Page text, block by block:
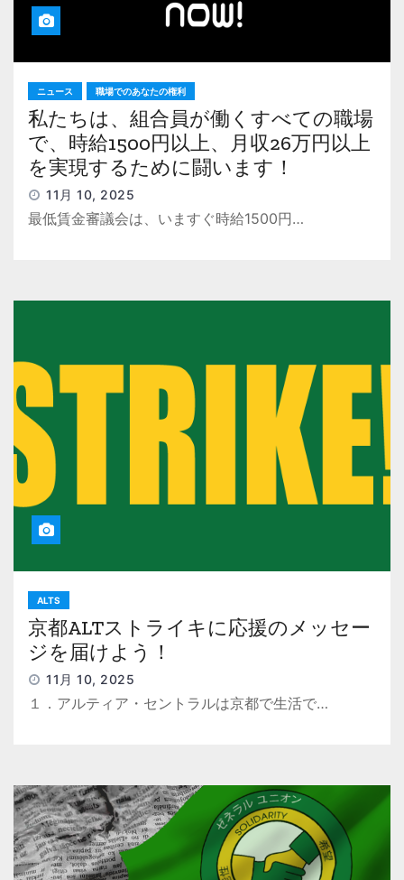
ニュース 職場でのあなたの権利
私たちは、組合員が働くすべての職場
で、時給1500円以上、月収26万円以上
を実現するために闘います！
11月 10, 2025
最低賃金審議会は、いますぐ時給1500円…
ALTS
京都ALTストライキに応援のメッセー
ジを届けよう！
11月 10, 2025
１．アルティア・セントラルは京都で生活で…